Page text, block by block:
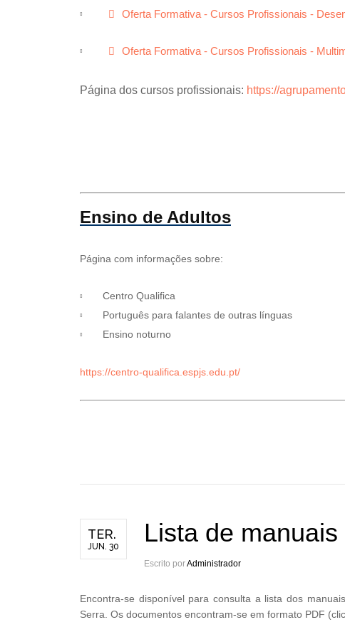
fp
f
Oferta Formativa - Cursos Profissionais -
p
f
Oferta Formativa - Cursos Profissionais -
Página dos cursos profissionais: https://
Ensino de Adultos
Página com informações sobre:
Centro Qualifica
Português para falantes de outras línguas
Ensino noturno
https://centro-qualifica.espjs.edu.pt/
TER.
JUN. 30 Lista de
Escrito porAdministrador
Encontra-se disponível para consulta a lista dos
Serra. Os documentos encontram-se em formato PDF